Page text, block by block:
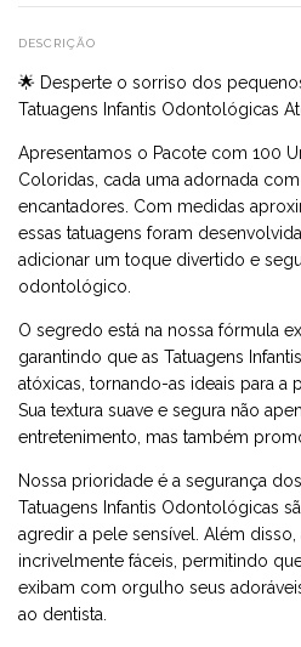
DESCRIÇÃO
🌟 Desperte o sorriso dos
Tatuagens Infantis Odontológicas
Apresentamos o Pacote com 100
Coloridas, cada uma adornada
encantadores. Com medidas
essas tatuagens foram
adicionar um toque divertido e
odontológico.
O segredo está na nossa fórmula
garantindo que as Tatuagens
atóxicas, tornando-as ideais para a
Sua textura suave e segura não
entretenimento, mas também
Nossa prioridade é a segurança
Tatuagens Infantis Odontológicas
agredir a pele sensível. Além
incrivelmente fáceis, permitindo
exibam com orgulho seus
ao dentista.